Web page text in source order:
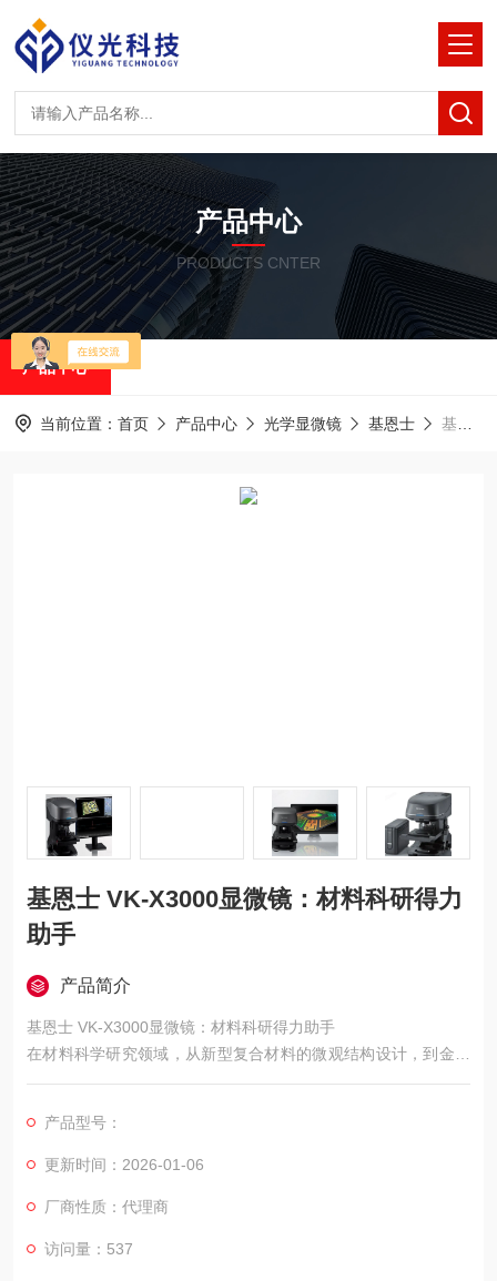
产品中心
PRODUCTS CNTER
产品中心
当前位置： 首页 产品中心 光学显微镜 基恩士 基恩士 VK-X3000显微镜：材料科研得力助手
基恩士 VK-X3000显微镜：材料科研得力
助手
产品简介
基恩士 VK-X3000显微镜：材料科研得力助手
在材料科学研究领域，从新型复合材料的微观结构设计，到金属
材料的腐蚀机制分析，再到高分子材料的老化性能研究，都离不
-X3000 激光共聚焦显微镜凭借多模式测量能力、高分辨率成像效
果与丰富的数据分析功能，为材料科研提供全方支持，帮助科研
产品型号：
更新时间：2026-01-06
厂商性质：代理商
访问量：537